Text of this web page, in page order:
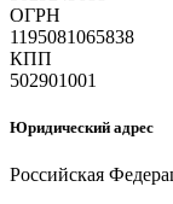
ОГРН
1195081065838
КПП
502901001
Юридический адрес
Российская